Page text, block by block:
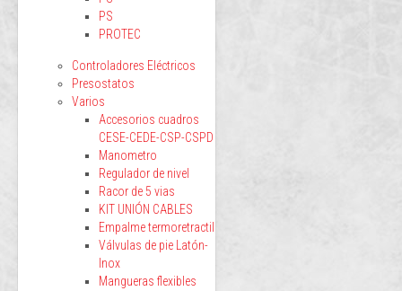
PS
PROTEC
Controladores Eléctricos
Presostatos
Varios
Accesorios cuadros
CESE-CEDE-CSP-CSPD
Manometro
Regulador de nivel
Racor de 5 vias
KIT UNIÓN CABLES
Empalme termoretractil
Válvulas de pie Latón-
Inox
Mangueras flexibles